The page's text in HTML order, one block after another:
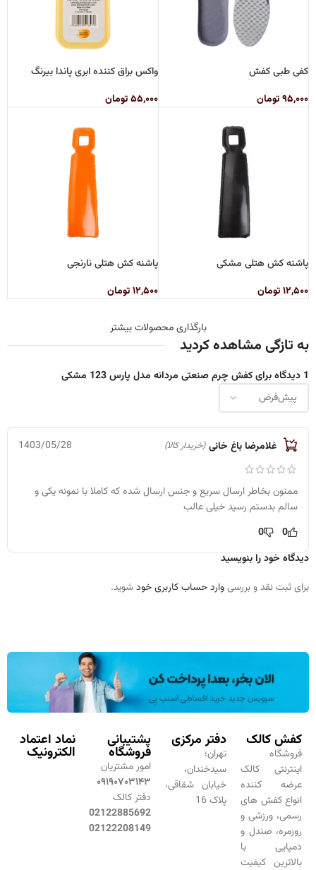
کفی طبی کفش
۹۵,۰۰۰تومان
واکس براق کننده ابری پاندا بیرنگ
۵۵,۰۰۰ تومان
پاشنه کش هتلی مشکی
۱۲,۵۰۰تومان
پاشنه کش هتلی نارنجی
۱۲,۵۰۰ تومان
بارگذاری محصولات بیشتر
به تازگی مشاهده کردید
1 دیدگاه برای کفش چرم صنعتی مردانه مدل پارس 123 مشکی
غلامرضا باغ خانی (خریدار کالا) 1403/05/28
ممنون بخاطر ارسال سریع و جنس ارسال شده که کاملا با نمونه یکی و
سالم بدستم رسید خیلی عالب
0
0
دیدگاه خود را بنویسید
برای ثبت نقد و بررسیوارد حساب کاربری خودشوید.
کفش کالک
فروشگاه
اینترنتی کالک
عرضه کننده
انواع کفش های
رسمی، ورزشی و
روزمره، صندل و
دمپایی با
بالاترین کیفیت
دفتر مرکزی
تهران؛
سیدخندان،
خیابان شقاقی،
پلاک 16
پشتیبانی
فروشگاه
امور مشتریان
۰۹۱۹۰۷۰۳۱۴۳
دفتر کالک
02122885692
02122208149
نماد اعتماد
الکترونیک